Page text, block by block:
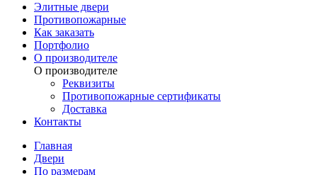
Элитные двери
Противопожарные
Как заказать
Портфолио
О производителе
О производителе
Реквизиты
Противопожарные сертификаты
Доставка
Контакты
Главная
Двери
По размерам